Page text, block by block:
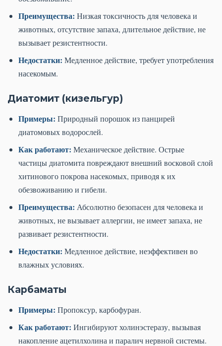
Преимущества: Низкая токсичность для человека и
животных, отсутствие запаха, длительное действие, не
вызывает резистентности.
Недостатки: Медленное действие, требует употребления
насекомым.
Диатомит (кизельгур)
Примеры: Природный порошок из панцирей
диатомовых водорослей.
Как работают: Механическое действие. Острые
частицы диатомита повреждают внешний восковой слой
хитинового покрова насекомых, приводя к их
обезвоживанию и гибели.
Преимущества: Абсолютно безопасен для человека и
животных, не вызывает аллергии, не имеет запаха, не
развивает резистентности.
Недостатки: Медленное действие, неэффективен во
влажных условиях.
Карбаматы
Примеры: Пропоксур, карбофуран.
Как работают: Ингибируют холинэстеразу, вызывая
накопление ацетилхолина и паралич нервной системы.